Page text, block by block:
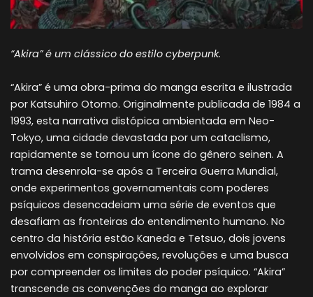
“Akira” é um clássico do estilo cyberpunk.
“Akira” é uma obra-prima do manga escrita e ilustrada
por Katsuhiro Otomo. Originalmente publicada de 1984 a
1993, esta narrativa distópica ambientada em Neo-
Tokyo, uma cidade devastada por um cataclismo,
rapidamente se tornou um ícone do gênero seinen. A
trama desenrola-se após a Terceira Guerra Mundial,
onde experimentos governamentais com poderes
psíquicos desencadeiam uma série de eventos que
desafiam as fronteiras do entendimento humano. No
centro da história estão Kaneda e Tetsuo, dois jovens
envolvidos em conspirações, revoluções e uma busca
por compreender os limites do poder psíquico. “Akira”
transcende as convenções do manga ao explorar